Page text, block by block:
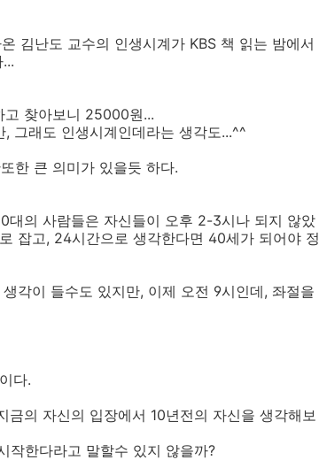
김난도 교수의 인생시계가 KBS 책 읽는 밤에서
고 찾아보니 25000원...
그래도 인생시계인데라는 생각도...^^
한 큰 의미가 있을듯 하다.
대의 사람들은 자신들이 오후 2-3시나 되지 않았
잡고, 24시간으로 생각한다면 40세가 되어야 정
각이 들수도 있지만, 이제 오전 9시인데, 좌절을
다.
의 자신의 입장에서 10년전의 자신을 생각해보
작한다라고 말할수 있지 않을까?